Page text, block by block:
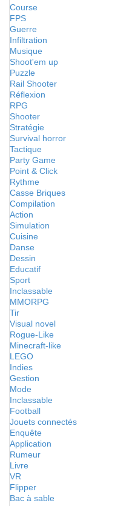
Course
FPS
Guerre
Infiltration
Musique
Shoot'em up
Puzzle
Rail Shooter
Réflexion
RPG
Shooter
Stratégie
Survival horror
Tactique
Party Game
Point & Click
Rythme
Casse Briques
Compilation
Action
Simulation
Cuisine
Danse
Dessin
Educatif
Sport
Inclassable
MMORPG
Tir
Visual novel
Rogue-Like
Minecraft-like
LEGO
Indies
Gestion
Mode
Inclassable
Football
Jouets connectés
Enquête
Application
Rumeur
Livre
VR
Flipper
Bac à sable